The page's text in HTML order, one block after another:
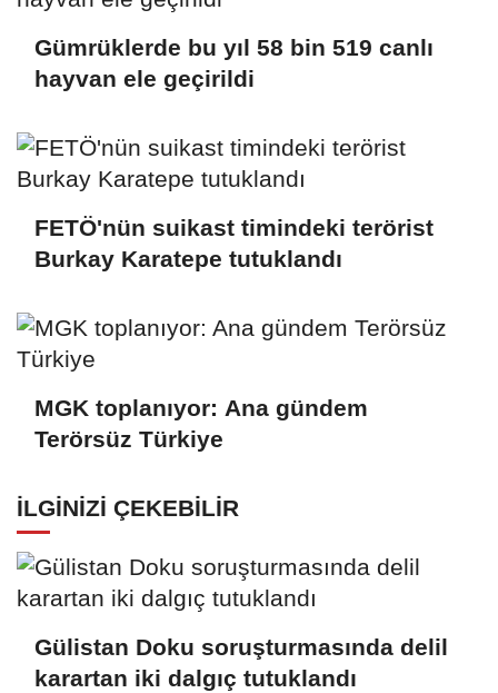
Gümrüklerde bu yıl 58 bin 519 canlı
hayvan ele geçirildi
FETÖ'nün suikast timindeki terörist
Burkay Karatepe tutuklandı
MGK toplanıyor: Ana gündem
Terörsüz Türkiye
İLGINIZI ÇEKEBILIR
Gülistan Doku soruşturmasında delil
karartan iki dalgıç tutuklandı